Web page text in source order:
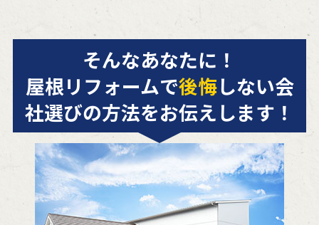
そんなあなたに！
屋根リフォームで後悔しない会
社選びの方法をお伝えします！